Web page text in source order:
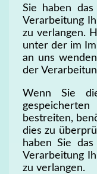
Sie haben
Verarbeitung
zu verlangen.
unter der im
an uns
der
Wenn Sie
bestreiten,
dies zu
haben Sie
Verarbeitung
zu verlangen.